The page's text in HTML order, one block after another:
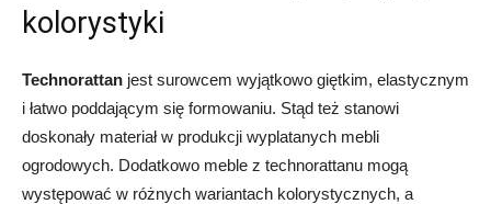
kolorystyki
Technorattan jest surowcem wyjątkowo giętkim, elastycznym
i łatwo poddającym się formowaniu. Stąd też stanowi
doskonały materiał w produkcji wyplatanych mebli
ogrodowych. Dodatkowo meble z technorattanu mogą
występować w różnych wariantach kolorystycznych, a